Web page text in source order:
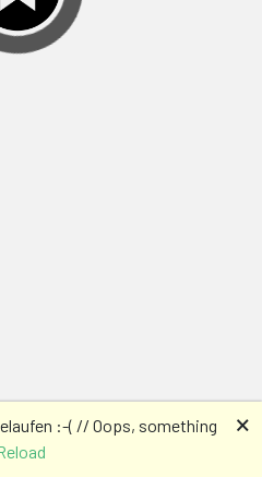
:-( // Oops, something
🗙